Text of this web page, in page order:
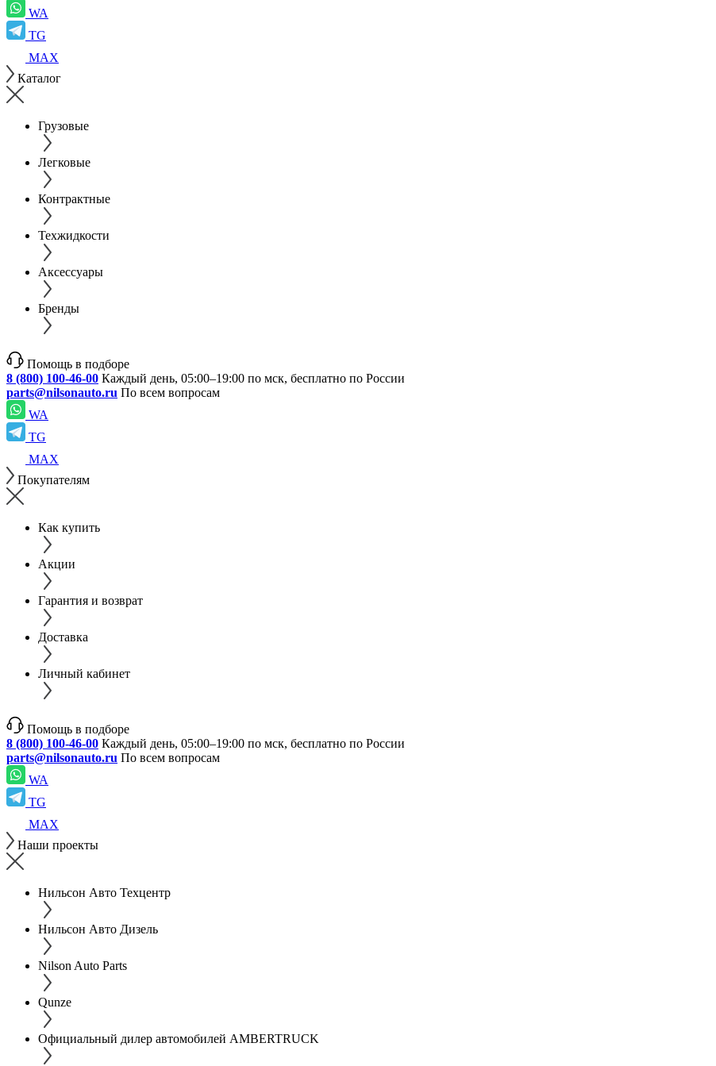
WA
TG
MAX
Каталог
Грузовые
Легковые
Контрактные
Техжидкости
Аксессуары
Бренды
Помощь в подборе
8 (800) 100-46-00 Каждый день, 05:00–19:00 по мск, бесплатно по России
parts@nilsonauto.ru По всем вопросам
WA
TG
MAX
Покупателям
Как купить
Акции
Гарантия и возврат
Доставка
Личный кабинет
Помощь в подборе
8 (800) 100-46-00 Каждый день, 05:00–19:00 по мск, бесплатно по России
parts@nilsonauto.ru По всем вопросам
WA
TG
MAX
Наши проекты
Нильсон Авто Техцентр
Нильсон Авто Дизель
Nilson Auto Parts
Qunze
Официальный дилер автомобилей AMBERTRUCK